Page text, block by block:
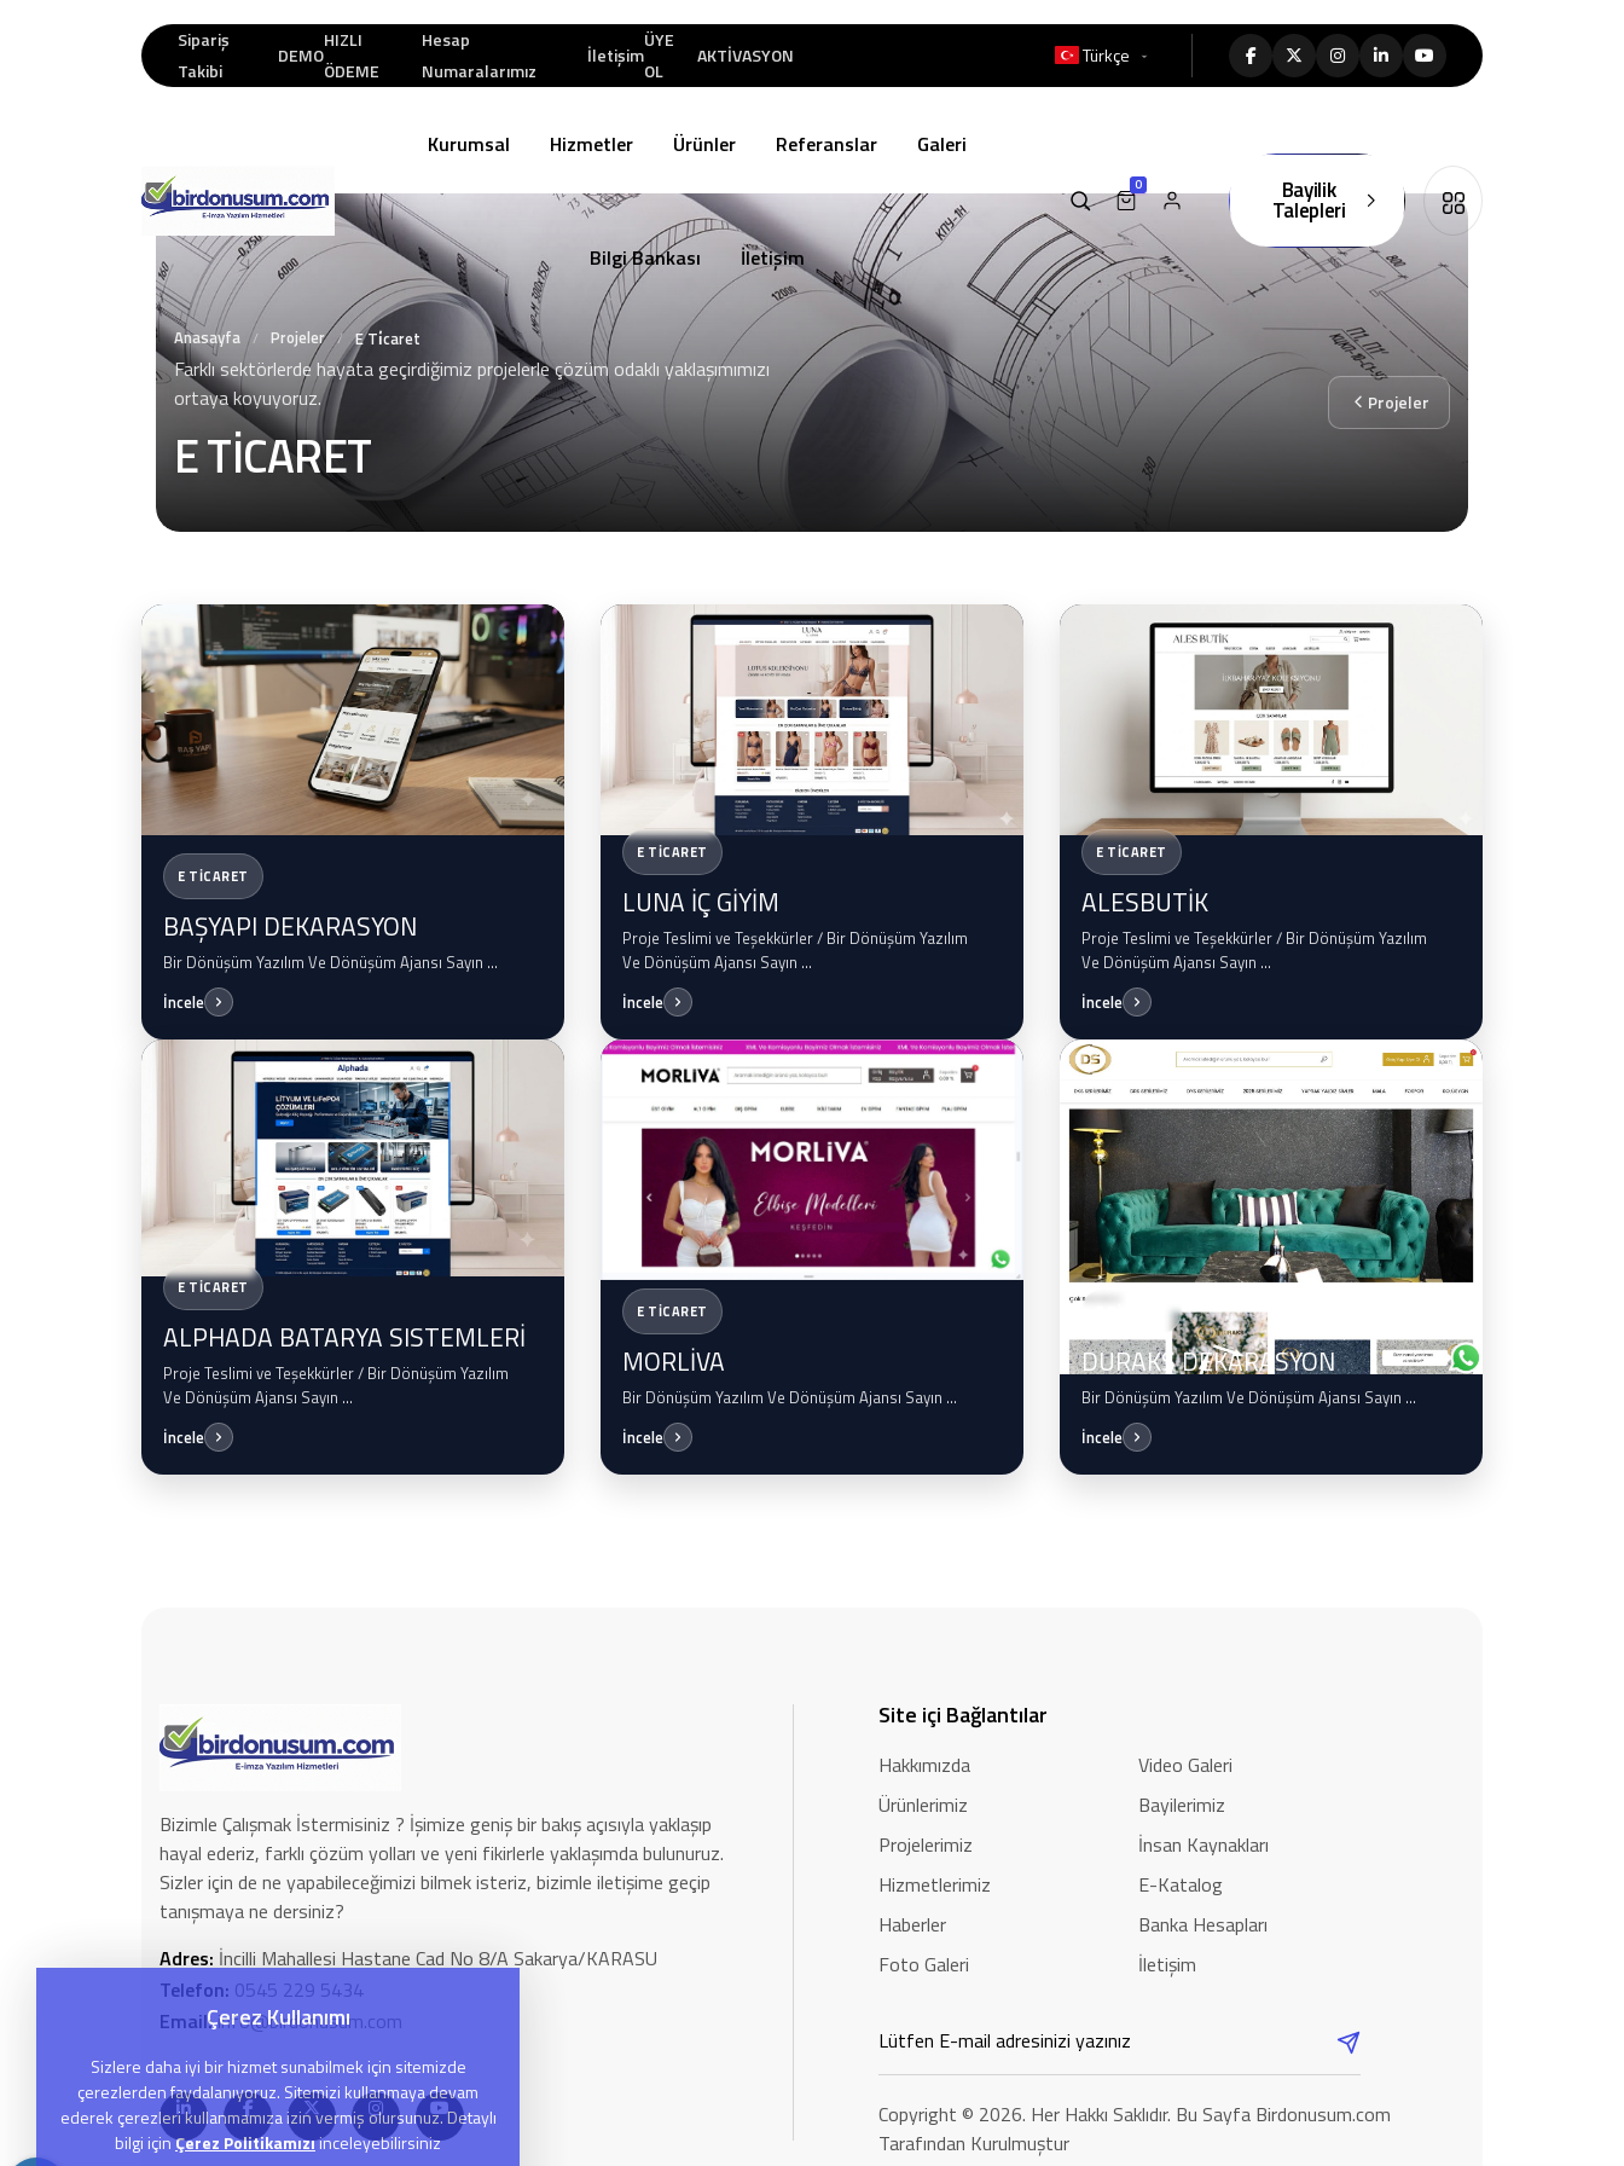
Sipariş
Takibi
DEMO
HIZLI
ÖDEME
Hesap
Numaralarımız
İletişim
ÜYE
OL
AKTİVASYON Türkçe
Kurumsal Hizmetler Ürünler Referanslar Galeri
Bilgi Bankası İletişim
0 Bayilik
Talepleri
E TİCARET
Farklı sektörlerde hayata geçirdiğimiz projelerle çözüm odaklı yaklaşımımızı
ortaya koyuyoruz.
Anasayfa / Projeler / E Ti̇caret
Projeler
E TİCARET
BAŞYAPI DEKARASYON
Bir Dönüşüm Yazılım Ve Dönüşüm Ajansı Sayın ...
İncele
E TİCARET
LUNA İÇ GİYİM
Proje Teslimi ve Teşekkürler / Bir Dönüşüm Yazılım
Ve Dönüşüm Ajansı Sayın ...
İncele
E TİCARET
ALESBUTİK
Proje Teslimi ve Teşekkürler / Bir Dönüşüm Yazılım
Ve Dönüşüm Ajansı Sayın ...
İncele
E TİCARET
ALPHADA BATARYA SISTEMLERİ
Proje Teslimi ve Teşekkürler / Bir Dönüşüm Yazılım
Ve Dönüşüm Ajansı Sayın ...
İncele
E TİCARET
MORLİVA
Bir Dönüşüm Yazılım Ve Dönüşüm Ajansı Sayın ...
İncele
DURAKS DEKARASYON
Bir Dönüşüm Yazılım Ve Dönüşüm Ajansı Sayın ...
İncele
Bizimle Çalışmak İstermisiniz ? İşimize geniş bir bakış açısıyla yaklaşıp
hayal ederiz, farklı çözüm yolları ve yeni fikirlerle yaklaşımda bulunuruz.
Sizler için de ne yapabileceğimizi bilmek isteriz, bizimle iletişime geçip
tanışmaya ne dersiniz?
Adres: İncilli Mahallesi Hastane Cad No 8/A Sakarya/KARASU
Telefon: 0545 229 5434
Email:info@birdonusum.com
Site içi Bağlantılar
Hakkımızda
Ürünlerimiz
Projelerimiz
Hizmetlerimiz
Haberler
Foto Galeri
Video Galeri
Bayilerimiz
İnsan Kaynakları
E-Katalog
Banka Hesapları
İletişim
Copyright © 2026. Her Hakkı Saklıdır. Bu Sayfa Birdonusum.com
Tarafından Kurulmuştur
Çerez Kullanımı
Sizlere daha iyi bir hizmet sunabilmek için sitemizde
çerezlerden faydalanıyoruz. Sitemizi kullanmaya devam
ederek çerezleri kullanmamıza izin vermiş olursunuz. Detaylı
bilgi içinÇerez Politikamızıinceleyebilirsiniz